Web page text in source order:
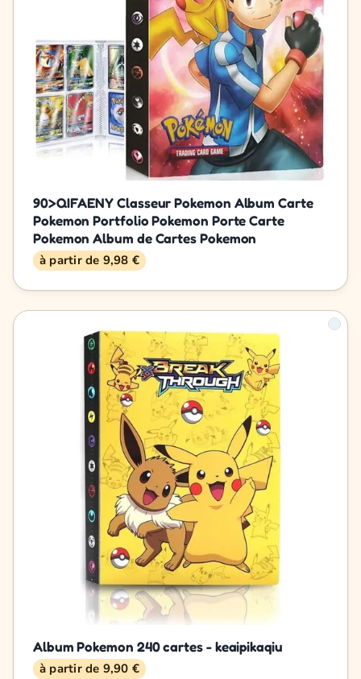
90>QIFAENY Classeur Pokemon Album Carte
Pokemon Portfolio Pokemon Porte Carte
Pokemon Album de Cartes Pokemon
à partir de 9,98 €
Album Pokemon 240 cartes - keaipikaqiu
à partir de 9,90 €